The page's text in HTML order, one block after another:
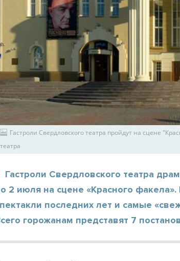
Гастроли Свердловского театра пройдут на сцене
театра
Гастроли Свердловского театра
2 июля на сцене «Красного
последних лет и самые
горожанам представят 7